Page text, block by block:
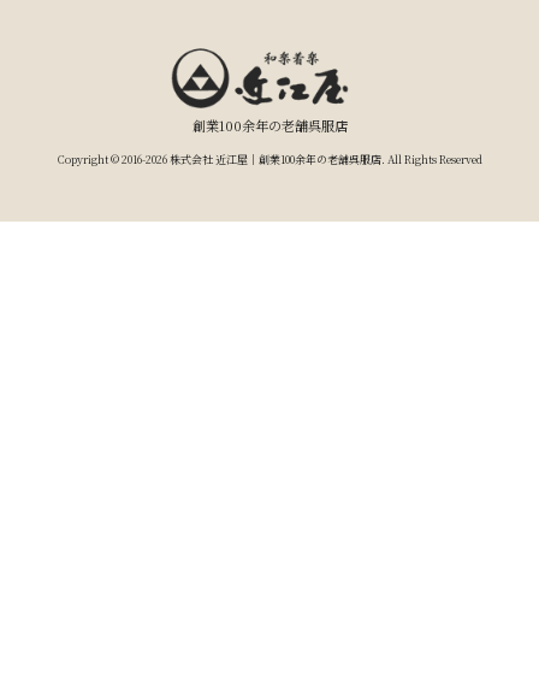
創業100余年の老舗呉服店
Copyright © 2016-2026 株式会社 近江屋｜創業100余年の老舗呉服店. All Rights Reserved